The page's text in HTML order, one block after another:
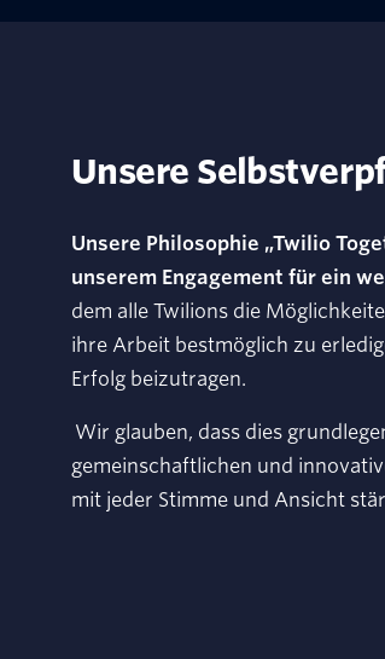
Unsere
Unsere Philosophie „Twilio
unserem Engagement für ein
dem alle Twilions die
ihre Arbeit bestmöglich zu
Erfolg beizutragen.
Wir glauben, dass dies
gemeinschaftlichen und
mit jeder Stimme und Ansicht